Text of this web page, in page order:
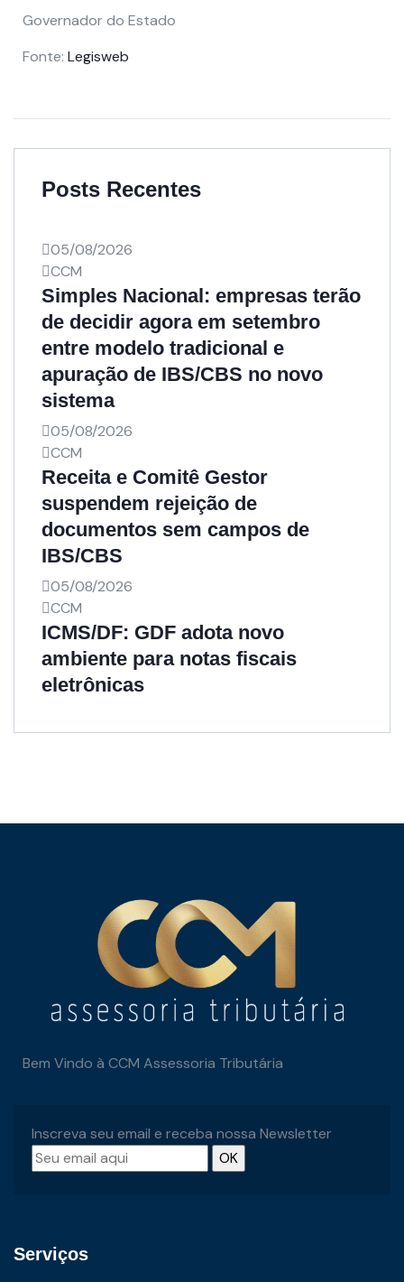
Governador do Estado
Fonte: Legisweb
Posts Recentes
05/08/2026
CCM
Simples Nacional: empresas terão
de decidir agora em setembro
entre modelo tradicional e
apuração de IBS/CBS no novo
sistema
05/08/2026
CCM
Receita e Comitê Gestor
suspendem rejeição de
documentos sem campos de
IBS/CBS
05/08/2026
CCM
ICMS/DF: GDF adota novo
ambiente para notas fiscais
eletrônicas
Bem Vindo à CCM Assessoria Tributária
Inscreva seu email e receba nossa Newsletter
Serviços